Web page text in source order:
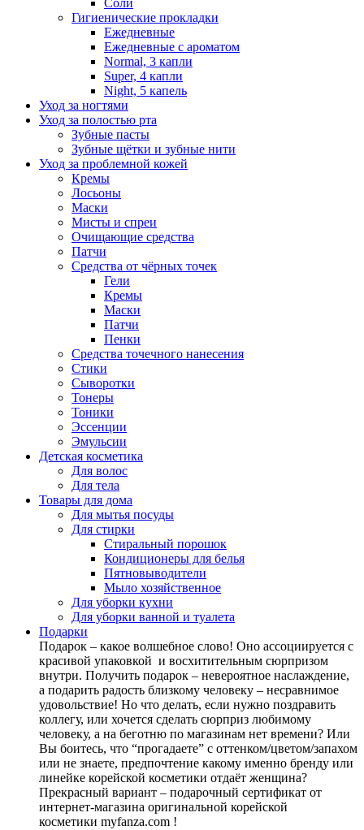
Соли
Гигиенические прокладки
Ежедневные
Ежедневные с ароматом
Normal, 3 капли
Super, 4 капли
Night, 5 капель
Уход за ногтями
Уход за полостью рта
Зубные пасты
Зубные щётки и зубные нити
Уход за проблемной кожей
Кремы
Лосьоны
Маски
Мисты и спреи
Очищающие средства
Патчи
Средства от чёрных точек
Гели
Кремы
Маски
Патчи
Пенки
Средства точечного нанесения
Стики
Сыворотки
Тонеры
Тоники
Эссенции
Эмульсии
Детская косметика
Для волос
Для тела
Товары для дома
Для мытья посуды
Для стирки
Стиральный порошок
Кондиционеры для белья
Пятновыводители
Мыло хозяйственное
Для уборки кухни
Для уборки ванной и туалета
Подарки
Подарок – какое волшебное слово! Оно ассоциируется с
красивой упаковкой и восхитительным сюрпризом
внутри. Получить подарок – невероятное наслаждение,
а подарить радость близкому человеку – несравнимое
удовольствие! Но что делать, если нужно поздравить
коллегу, или хочется сделать сюрприз любимому
человеку, а на беготню по магазинам нет времени? Или
Вы боитесь, что “прогадаете” с оттенком/цветом/запахом
или не знаете, предпочтение какому именно бренду или
линейке корейской косметики отдаёт женщина?
Прекрасный вариант – подарочный сертификат от
интернет-магазина оригинальной корейской
косметики myfanza.com !